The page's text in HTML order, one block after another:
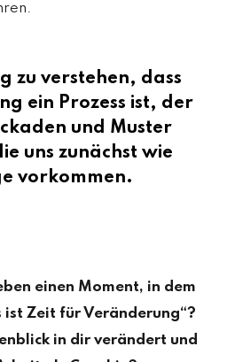
zu verstehen, dass
ein Prozess ist, der
und Muster
uns zunächst wie
vorkommen.
einen Moment, in dem
ist Zeit für Veränderung“?
in dir verändert und